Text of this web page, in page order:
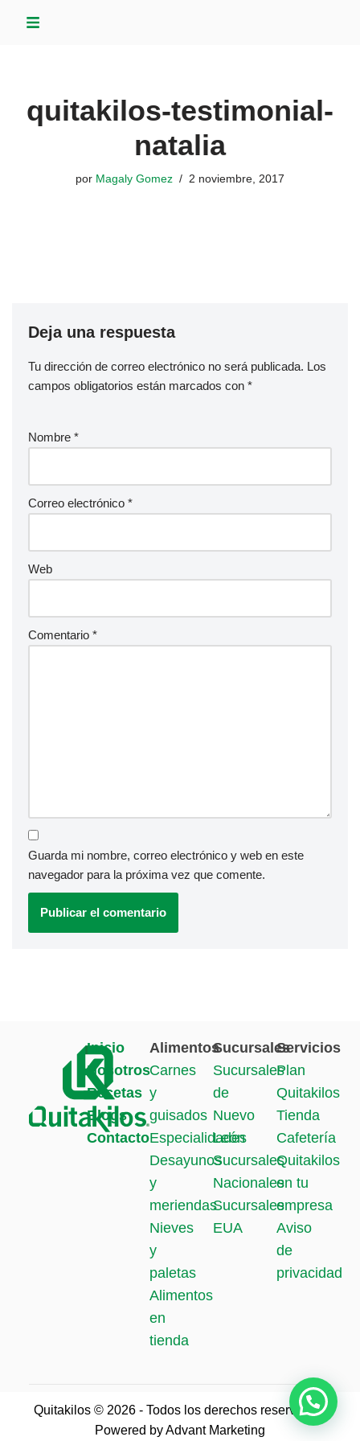
quitakilos-testimonial-
natalia
por Magaly Gomez 2 noviembre, 2017
Deja una respuesta
Tu dirección de correo electrónico no será publicada. Los
campos obligatorios están marcados con *
Nombre *
Correo electrónico *
Web
Comentario *
Guarda mi nombre, correo electrónico y web en este
navegador para la próxima vez que comente.
Inicio
Nosotros
Recetas
Blogs
Contacto
Alimentos
Carnes
y
guisados
Especialidades
Desayunos
y
meriendas
Nieves
y
paletas
Alimentos
en
tienda
Sucursales
Sucursales
de
Nuevo
León
Sucursales
Nacionales
Sucursales
EUA
Servicios
Plan
Quitakilos
Tienda
Cafetería
Quitakilos
en tu
empresa
Aviso
de
privacidad
Quitakilos © 2026- Todos los derechos reservados.
Powered byAdvant Marketing